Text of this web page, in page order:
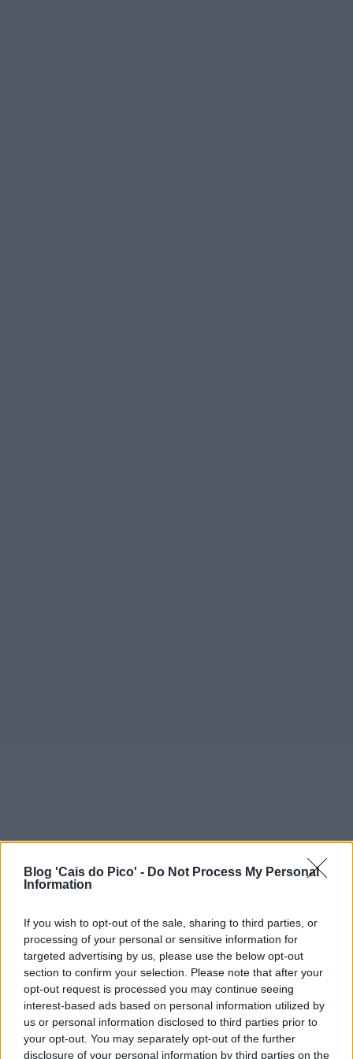
Blog 'Cais do Pico' - Do Not Process My Personal
Information
If you wish to opt-out of the sale, sharing to third parties, or
processing of your personal or sensitive information for
targeted advertising by us, please use the below opt-out
section to confirm your selection. Please note that after your
opt-out request is processed you may continue seeing
interest-based ads based on personal information utilized by
us or personal information disclosed to third parties prior to
your opt-out. You may separately opt-out of the further
disclosure of your personal information by third parties on the